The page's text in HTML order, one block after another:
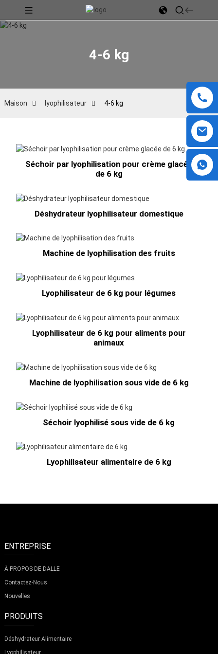
4-6 kg
Maison lyophilisateur 4-6 kg
Séchoir par lyophilisation pour crème glacée
de 6 kg
Déshydrateur lyophilisateur domestique
Machine de lyophilisation des fruits
Lyophilisateur de 6 kg pour légumes
Lyophilisateur de 6 kg pour aliments pour
animaux
Machine de lyophilisation sous vide de 6 kg
Séchoir lyophilisé sous vide de 6 kg
Lyophilisateur alimentaire de 6 kg
ENTREPRISE
À PROPOS DE DALLE
Contactez-Nous
Nouvelles
PRODUITS
Déshydrateur Alimentaire